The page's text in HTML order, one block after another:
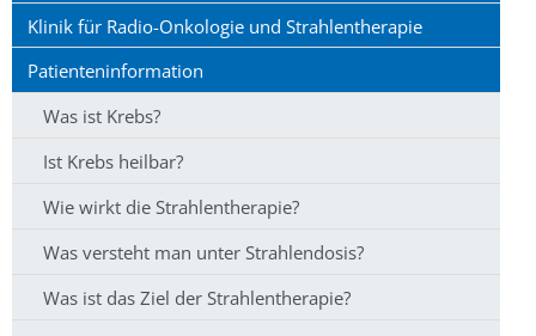
Klinik für Radio-Onkologie und Strahlentherapie
Patienteninformation
Was ist Krebs?
Ist Krebs heilbar?
Wie wirkt die Strahlentherapie?
Was versteht man unter Strahlendosis?
Was ist das Ziel der Strahlentherapie?